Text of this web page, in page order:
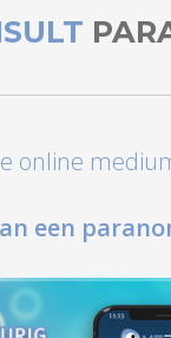
online
een